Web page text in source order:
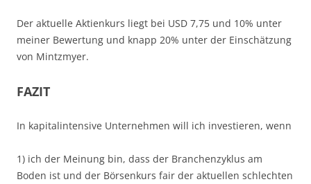
Der aktuelle Aktienkurs liegt bei USD 7,75 und 10% unter
meiner Bewertung und knapp 20% unter der Einschätzung
von Mintzmyer.
FAZIT
In kapitalintensive Unternehmen will ich investieren, wenn
1) ich der Meinung bin, dass der Branchenzyklus am
Boden ist und der Börsenkurs fair der aktuellen schlechten